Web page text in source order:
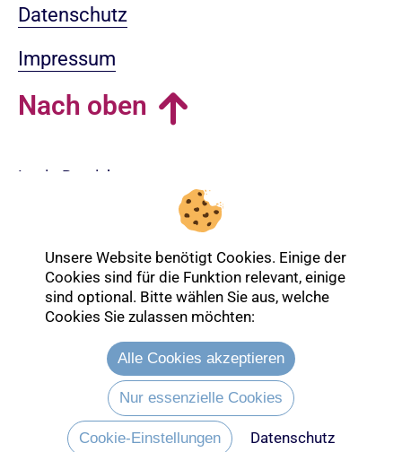
Datenschutz
Impressum
Nach oben
Login-Bereich
Entdecken Sie mehr über die Ev.
Unsere Website benötigt Cookies. Einige der
Cookies sind für die Funktion relevant, einige
sind optional. Bitte wählen Sie aus, welche
Cookies Sie zulassen möchten:
Alle Cookies akzeptieren
Nur essenzielle Cookies
Cookie-Einstellungen Datenschutz